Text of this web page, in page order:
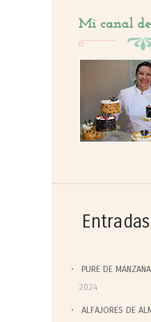
PURE DE
2024
ALFAJORES DE